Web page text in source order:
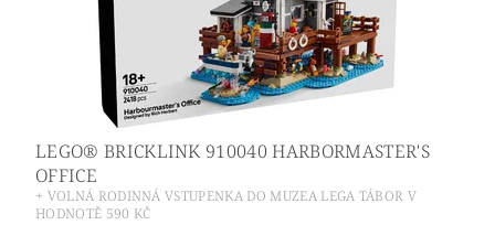
LEGO® BRICKLINK 910040 HARBORMASTER'S
OFFICE
+ VOLNÁ RODINNÁ VSTUPENKA DO MUZEA LEGA TÁBOR V
HODNOTĚ 590 KČ